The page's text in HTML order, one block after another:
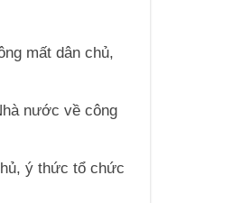
mất dân chủ,
nước về công
ý thức tổ chức